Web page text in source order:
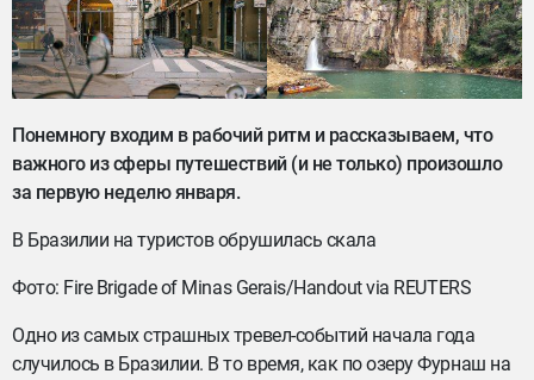
Понемногу входим в рабочий ритм и рассказываем, что
важного из сферы путешествий (и не только) произошло
за первую неделю января.
В Бразилии на туристов обрушилась скала
Фото: Fire Brigade of Minas Gerais/Handout via REUTERS
Одно из самых страшных тревел-событий начала года
случилось в Бразилии. В то время, как по озеру Фурнаш на